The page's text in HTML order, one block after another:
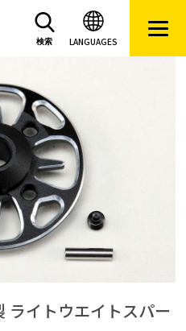
LANGUAGES
検索
ライトウエイトスパー